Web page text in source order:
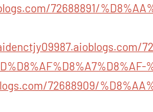
72688891/
72688909/